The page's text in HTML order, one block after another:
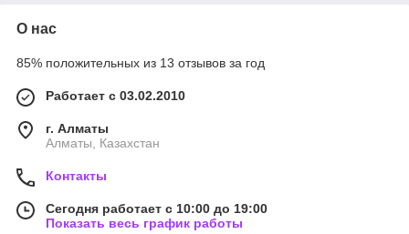
О нас
85% положительных из 13 отзывов за год
Работает с 03.02.2010
г. Алматы
Алматы, Казахстан
Контакты
Сегодня работает с 10:00 до 19:00
Показать весь график работы